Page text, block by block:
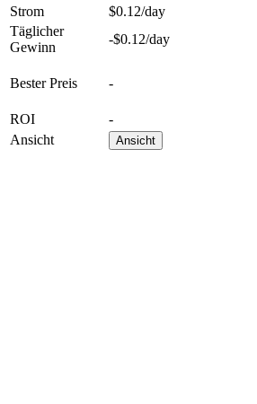
Strom
$0.12/day
Täglicher
Gewinn
-$0.12/day
Bester Preis -
ROI
-
Ansicht
Ansicht